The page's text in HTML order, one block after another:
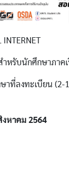
ำหรับนักศึกษาภาค
าที่ลงทะเบียน (2-
หาคม 2564